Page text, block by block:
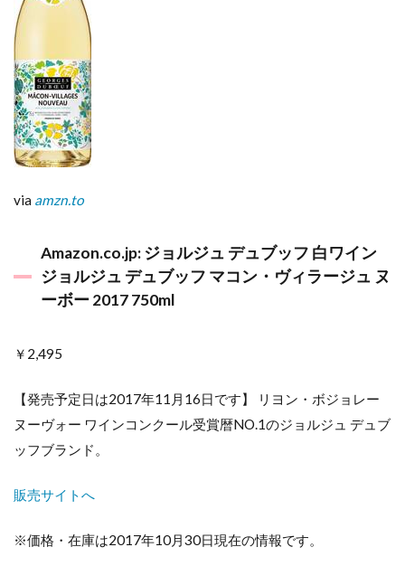
via amzn.to
Amazon.co.jp: ジョルジュ デュブッフ 白ワイン
ジョルジュ デュブッフ マコン・ヴィラージュ ヌ
ーボー 2017 750ml
￥2,495
【発売予定日は2017年11月16日です】 リヨン・ボジョレー
ヌーヴォー ワインコンクール受賞暦NO.1のジョルジュ デュブ
ッフブランド。
販売サイトへ
※価格・在庫は2017年10月30日現在の情報です。